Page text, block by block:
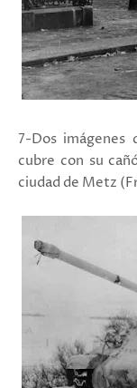
7-Dos imágenes
cubre con su
ciudad de Metz